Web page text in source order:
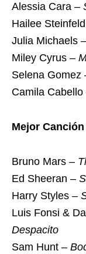
Alessia Cara –
Hailee
Julia Michaels –
Miley Cyrus –
Selena Gomez
Camila Cabello
Mejor
Bruno Mars –
Ed Sheeran –
Harry Styles –
Luis Fonsi &
Despacito
Sam Hunt –